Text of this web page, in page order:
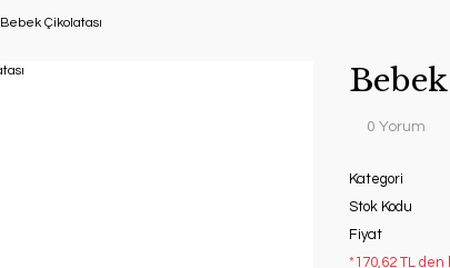
Bebek Çikolatası
0 Yorum
Kategori
Stok Kodu
Fiyat
*170,62 TL